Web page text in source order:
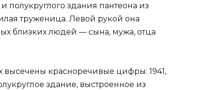
полукруглого здания пантеона из
труженица. Левой рукой она
близких людей — сына, мужа, отца
высечены красноречивые цифры: 1941,
здание, выстроенное из